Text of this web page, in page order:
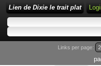
Lien de Dixie le trait plat
Links per page: